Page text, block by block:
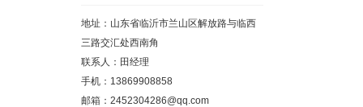
地址：山东省临沂市兰山区解放路与临西
三路交汇处西南角
联系人：田经理
手机：13869908858
邮箱：2452304286@qq.com